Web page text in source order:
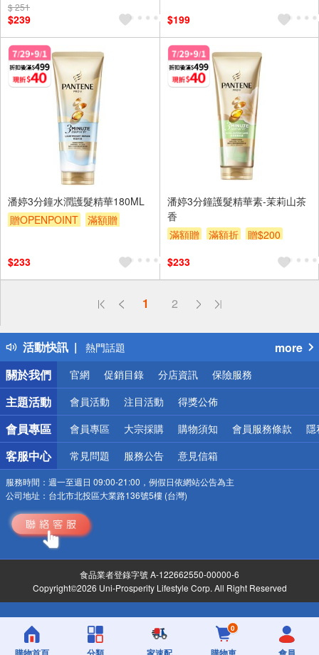
滿額折
$ 251
$239
$199
潘婷3分鐘水潤護髮精華180ML
贈OPENPOINT
滿額贈
$233
潘婷3分鐘護髮精華素-茉莉山茶
香
滿額贈
滿額折
贈$200
$233
1 2
活動快訊
偏遠地區配送
得獎公告
熱門話題
銀行優惠
偏遠地區配送
詐騙網頁！請小心！
more
關於我們
官網 促銷目錄 分店資訊 保險服務
主題活動 會員活動 注目活動 得獎公佈
會員專區 會員專區 大宗採購 購物須知 會員服務條款 隱
客服中心 常見問題 服務公告 意見信箱
服務時間： 週一至週日 09:00-21:00，例假日依網站公告為主
公司地址： 台北市北投區大業路136號5樓 (台灣)
食品業者登錄字號 A-122662550-00000-6
Copyright©2026 Uni-Prosperity Lifestyle Corp. All Right Reserved
0